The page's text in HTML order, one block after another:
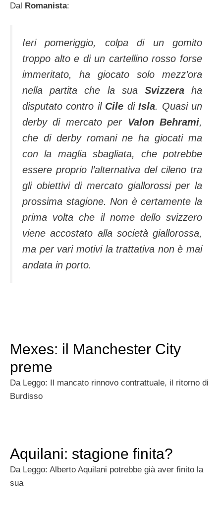
Dal Romanista:
Ieri pomeriggio, colpa di un gomito
troppo alto e di un cartellino rosso forse
immeritato, ha giocato solo mezz’ora
nella partita che la suaSvizzeraha
disputato contro il Cile diIsla. Quasi un
derby di mercato per Valon Behrami,
che di derby romani ne ha giocati ma
con la maglia sbagliata, che potrebbe
essere proprio l’alternativa del cileno tra
gli obiettivi di mercato giallorossi per la
prossima stagione. Non è certamente la
prima volta che il nome dello svizzero
viene accostato alla società giallorossa,
ma per vari motivi la trattativa non è mai
andata in porto.
Mexes: il Manchester City
preme
Da Leggo: Il mancato rinnovo contrattuale, il ritorno di
Burdisso
Aquilani: stagione finita?
Da Leggo: Alberto Aquilani potrebbe già aver finito la
sua